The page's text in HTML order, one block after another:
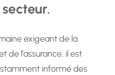
exigeant de la
de l’assurance, il est
informé des